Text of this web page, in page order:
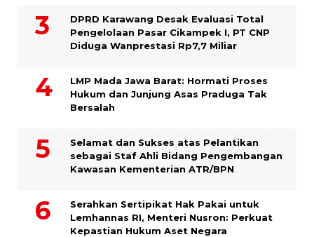
DPRD Karawang Desak Evaluasi Total
Pengelolaan Pasar Cikampek I, PT CNP
Diduga Wanprestasi Rp7,7 Miliar
LMP Mada Jawa Barat: Hormati Proses
Hukum dan Junjung Asas Praduga Tak
Bersalah
Selamat dan Sukses atas Pelantikan
sebagai Staf Ahli Bidang Pengembangan
Kawasan Kementerian ATR/BPN
Serahkan Sertipikat Hak Pakai untuk
Lemhannas RI, Menteri Nusron: Perkuat
Kepastian Hukum Aset Negara